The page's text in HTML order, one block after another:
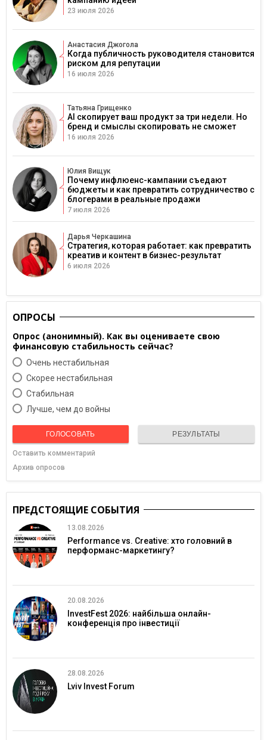
23 июля 2026
Анастасия Джогола
Когда публичность руководителя становится
риском для репутации
16 июля 2026
Татьяна Грищенко
AI скопирует ваш продукт за три недели. Но
бренд и смыслы скопировать не сможет
16 июля 2026
Юлия Вищук
Почему инфлюенс-кампании съедают
бюджеты и как превратить сотрудничество с
блогерами в реальные продажи
7 июля 2026
Дарья Черкашина
Стратегия, которая работает: как превратить
креатив и контент в бизнес-результат
6 июля 2026
ОПРОСЫ
Опрос (анонимный). Как вы оцениваете свою
финансовую стабильность сейчас?
Очень нестабильная
Скорее нестабильная
Cтабильная
Лучше, чем до войны
ГОЛОСОВАТЬ РЕЗУЛЬТАТЫ
Оставить комментарий
Архив опросов
ПРЕДСТОЯЩИЕ СОБЫТИЯ
13.08.2026
Performance vs. Creative: хто головний в
перформанс-маркетингу?
20.08.2026
InvestFest 2026: найбільша онлайн-
конференція про інвестиції
28.08.2026
Lviv Invest Forum